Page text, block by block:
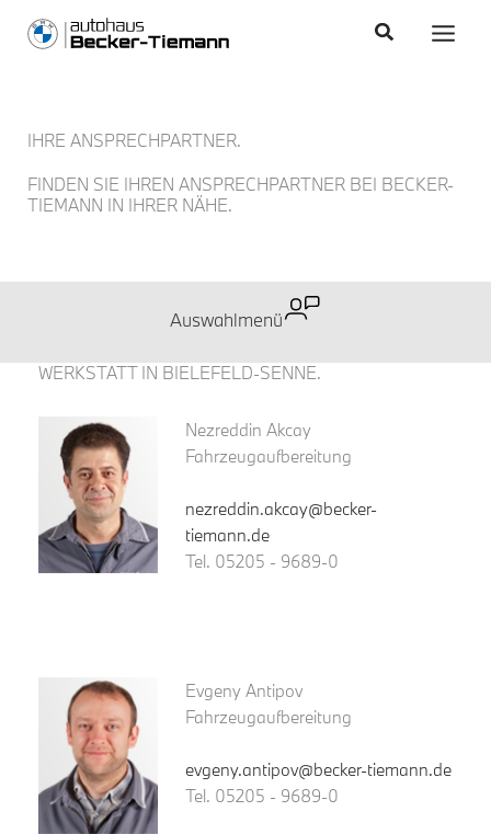
content
Inhalt
SuchenMain
IHRE ANSPRECHPARTNER.
FINDEN SIE IHREN ANSPRECHPARTNER BEI BECKER-
TIEMANN IN IHRER NÄHE.
WERKSTATT IN BIELEFELD-SENNE.
Nezreddin Akcay
Fahrzeugaufbereitung
nezreddin.akcay@becker-
tiemann.de
Tel. 05205 - 9689-0
Evgeny Antipov
Fahrzeugaufbereitung
evgeny.antipov@becker-tiemann.de
Tel. 05205 - 9689-0